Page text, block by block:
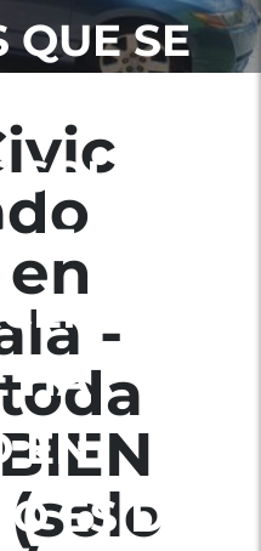
QUE SE
-TODO
HA
EN
ES DE
-